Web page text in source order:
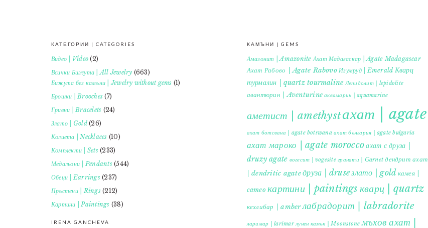
КАТЕГОРИИ | CATEGORIES
Видео | Video (2)
Всички Бижута | All Jewelry (663)
Бижута без камъни | Jewelry without gems (1)
Брошки | Brooches (7)
Гривни | Bracelets (24)
Злато | Gold(26)
Колиета | Necklaces (10)
Комплекти | Sets(233)
Медальони | Pendants(544)
Обеци | Earrings(237)
Пръстени | Rings(212)
Картини | Paintings (38)
IRENA GANCHEVA
КАМЪНИ | GEMS
Амазонит | Amazonite Ахат Мадагаскар | Agate Madagascar
Ахат Рабово | Agate Rabovo Изумруд | Emerald Кварц
турмалин | quartz tourmaline Лепидолит | lepidolite
авантюрин | Aventurine аквамарин | aquamarine
аметист | amethystахат | agate
ахат ботсвана | agate botswana ахат българия | agate bulgaria
ахат мароко | agate moroccoахат с друза |
druzy agate вогесит | vogesite гранати | Garnet дендрит ахат
| dendritic agateдруза | druseзлато | gold камея |
cameo картини | paintings кварц | quartz
кехлибар | amberлабрадорит | labradorite
ларимар | larimar лунен камък | Moonstone мъхов ахат |